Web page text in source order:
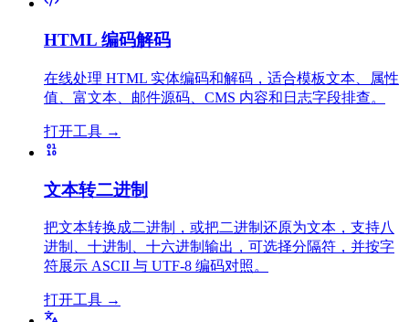
HTML 编码解码
在线处理 HTML 实体编码和解码，适合模板文本、属性
值、富文本、邮件源码、CMS 内容和日志字段排查。
打开工具 →
文本转二进制
把文本转换成二进制，或把二进制还原为文本，支持八
进制、十进制、十六进制输出，可选择分隔符，并按字
符展示 ASCII 与 UTF-8 编码对照。
打开工具 →